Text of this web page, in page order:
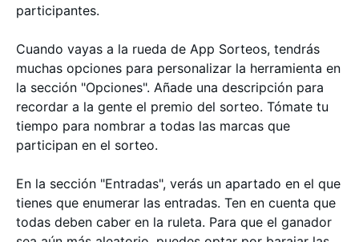
participantes.
Cuando vayas a la rueda de App Sorteos, tendrás
muchas opciones para personalizar la herramienta en
la sección "Opciones". Añade una descripción para
recordar a la gente el premio del sorteo. Tómate tu
tiempo para nombrar a todas las marcas que
participan en el sorteo.
En la sección "Entradas", verás un apartado en el que
tienes que enumerar las entradas. Ten en cuenta que
todas deben caber en la ruleta. Para que el ganador